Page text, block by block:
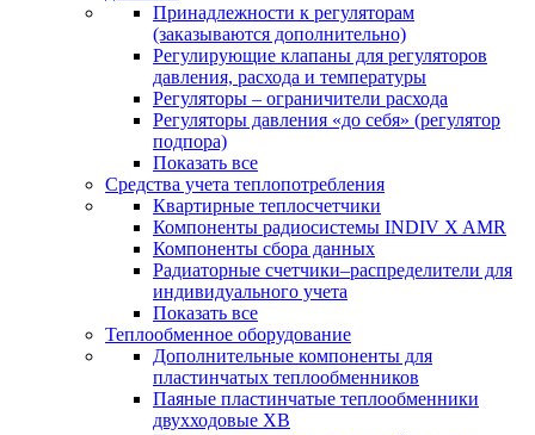
Принадлежности к регуляторам
(заказываются дополнительно)
Регулирующие клапаны для регуляторов
давления, расхода и температуры
Регуляторы – ограничители расхода
Регуляторы давления «до себя» (регулятор
подпора)
Показать все
Средства учета теплопотребления
Квартирные теплосчетчики
Компоненты радиосистемы INDIV X AMR
Компоненты сбора данных
Радиаторные счетчики–распределители для
индивидуального учета
Показать все
Теплообменное оборудование
Дополнительные компоненты для
пластинчатых теплообменников
Паяные пластинчатые теплообменники
двухходовые XB